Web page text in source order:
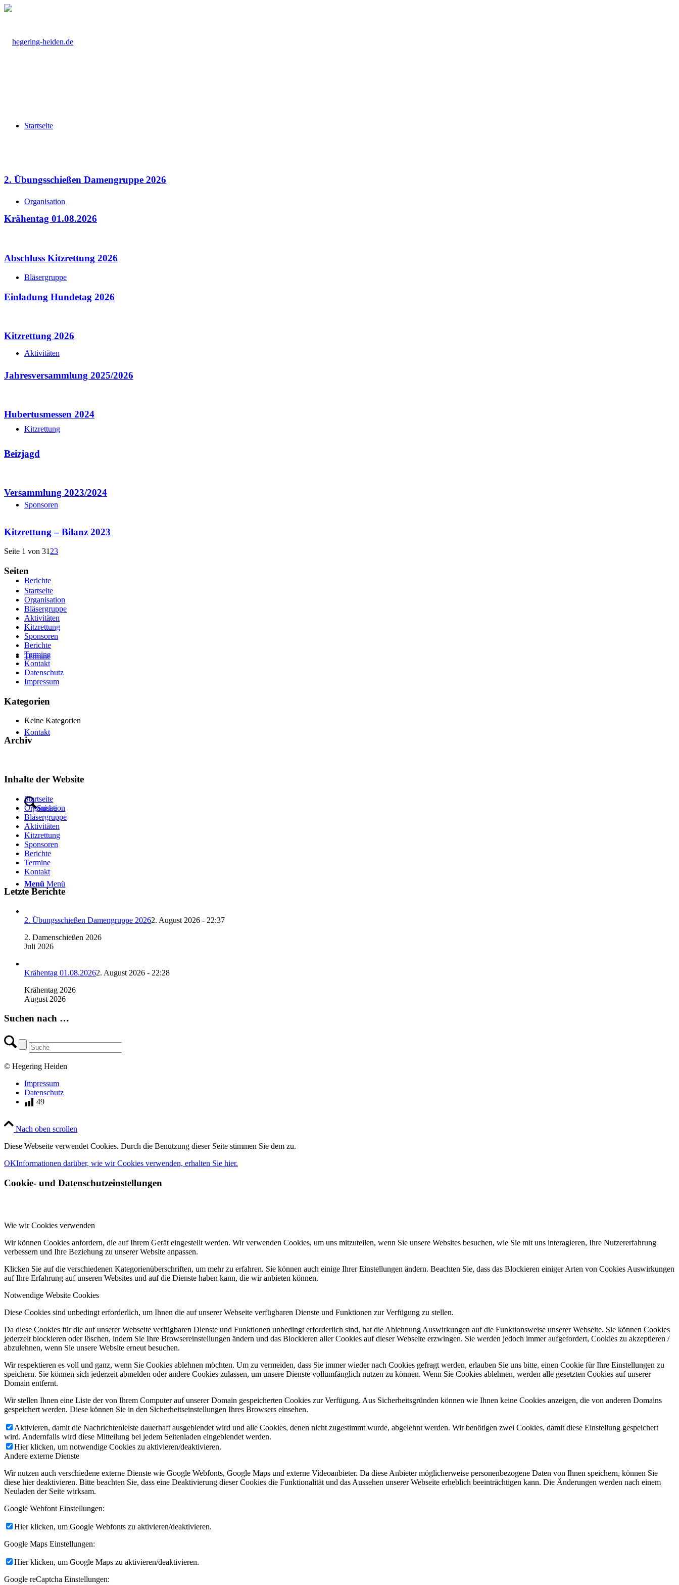
Startseite
Organisation
Bläsergruppe
Aktivitäten
Kitzrettung
Sponsoren
Berichte
Termine
Kontakt
Suche
Menü Menü
2. Übungsschießen Damengruppe 2026
Krähentag 01.08.2026
Abschluss Kitzrettung 2026
Einladung Hundetag 2026
Kitzrettung 2026
Jahresversammlung 2025/2026
Hubertusmessen 2024
Beizjagd
Versammlung 2023/2024
Kitzrettung – Bilanz 2023
Seite 1 von 31 23
Seiten
Startseite
Organisation
Bläsergruppe
Aktivitäten
Kitzrettung
Sponsoren
Berichte
Termine
Kontakt
Datenschutz
Impressum
Kategorien
Keine Kategorien
Archiv
Inhalte der Website
Startseite
Organisation
Bläsergruppe
Aktivitäten
Kitzrettung
Sponsoren
Berichte
Termine
Kontakt
Letzte Berichte
2. Übungsschießen Damengruppe 20262. August 2026 - 22:37
2. Damenschießen 2026
Juli 2026
Krähentag 01.08.20262. August 2026 - 22:28
Krähentag 2026
August 2026
Suchen nach …
© Hegering Heiden
Impressum
Datenschutz
49
Nach oben scrollen
Diese Webseite verwendet Cookies. Durch die Benutzung dieser Seite stimmen Sie dem zu.
OKInformationen darüber, wie wir Cookies verwenden, erhalten Sie hier.
Cookie- und Datenschutzeinstellungen
Wie wir Cookies verwenden
Wir können Cookies anfordern, die auf Ihrem Gerät eingestellt werden. Wir verwenden Cookies, um uns mitzuteilen, wenn Sie unsere Websites besuchen, wie Sie mit uns interagieren, Ihre Nutzererfahrung
verbessern und Ihre Beziehung zu unserer Website anpassen.
Klicken Sie auf die verschiedenen Kategorienüberschriften, um mehr zu erfahren. Sie können auch einige Ihrer Einstellungen ändern. Beachten Sie, dass das Blockieren einiger Arten von Cookies Auswirkungen
auf Ihre Erfahrung auf unseren Websites und auf die Dienste haben kann, die wir anbieten können.
Notwendige Website Cookies
Diese Cookies sind unbedingt erforderlich, um Ihnen die auf unserer Webseite verfügbaren Dienste und Funktionen zur Verfügung zu stellen.
Da diese Cookies für die auf unserer Webseite verfügbaren Dienste und Funktionen unbedingt erforderlich sind, hat die Ablehnung Auswirkungen auf die Funktionsweise unserer Webseite. Sie können Cookies
jederzeit blockieren oder löschen, indem Sie Ihre Browsereinstellungen ändern und das Blockieren aller Cookies auf dieser Webseite erzwingen. Sie werden jedoch immer aufgefordert, Cookies zu akzeptieren /
abzulehnen, wenn Sie unsere Website erneut besuchen.
Wir respektieren es voll und ganz, wenn Sie Cookies ablehnen möchten. Um zu vermeiden, dass Sie immer wieder nach Cookies gefragt werden, erlauben Sie uns bitte, einen Cookie für Ihre Einstellungen zu
speichern. Sie können sich jederzeit abmelden oder andere Cookies zulassen, um unsere Dienste vollumfänglich nutzen zu können. Wenn Sie Cookies ablehnen, werden alle gesetzten Cookies auf unserer
Domain entfernt.
Wir stellen Ihnen eine Liste der von Ihrem Computer auf unserer Domain gespeicherten Cookies zur Verfügung. Aus Sicherheitsgründen können wie Ihnen keine Cookies anzeigen, die von anderen Domains
gespeichert werden. Diese können Sie in den Sicherheitseinstellungen Ihres Browsers einsehen.
Aktivieren, damit die Nachrichtenleiste dauerhaft ausgeblendet wird und alle Cookies, denen nicht zugestimmt wurde, abgelehnt werden. Wir benötigen zwei Cookies, damit diese Einstellung gespeichert
wird. Andernfalls wird diese Mitteilung bei jedem Seitenladen eingeblendet werden.
Hier klicken, um notwendige Cookies zu aktivieren/deaktivieren.
Andere externe Dienste
Wir nutzen auch verschiedene externe Dienste wie Google Webfonts, Google Maps und externe Videoanbieter. Da diese Anbieter möglicherweise personenbezogene Daten von Ihnen speichern, können Sie
diese hier deaktivieren. Bitte beachten Sie, dass eine Deaktivierung dieser Cookies die Funktionalität und das Aussehen unserer Webseite erheblich beeinträchtigen kann. Die Änderungen werden nach einem
Neuladen der Seite wirksam.
Google Webfont Einstellungen:
Hier klicken, um Google Webfonts zu aktivieren/deaktivieren.
Google Maps Einstellungen:
Hier klicken, um Google Maps zu aktivieren/deaktivieren.
Google reCaptcha Einstellungen: